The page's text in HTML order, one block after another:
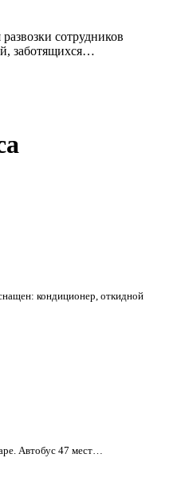
сотрудников
заботящихся…
кондиционер, откидной
Автобус 47 мест…